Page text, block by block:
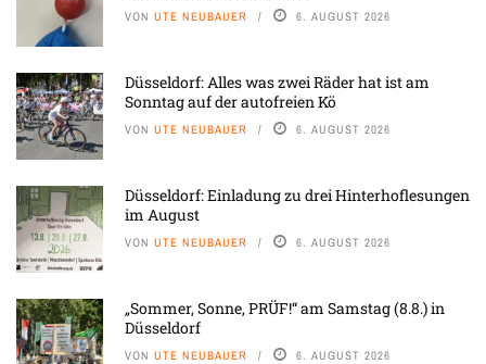
VON UTE NEUBAUER 6. AUGUST 2026
Düsseldorf: Alles was zwei Räder hat ist am
Sonntag auf der autofreien Kö
VON UTE NEUBAUER 6. AUGUST 2026
Düsseldorf: Einladung zu drei Hinterhoflesungen
im August
VON UTE NEUBAUER 6. AUGUST 2026
„Sommer, Sonne, PRÜF!“ am Samstag (8.8.) in
Düsseldorf
VON UTE NEUBAUER 6. AUGUST 2026